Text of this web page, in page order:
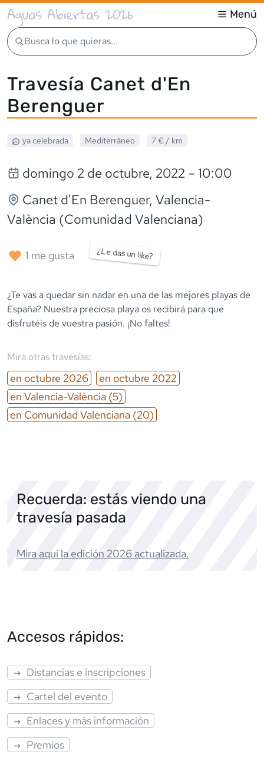
Aguas Abiertas 2026 Menú
Busca lo que quieras...
Travesía Canet d'En
Berenguer
ya celebrada Mediterráneo 7 € / km
domingo 2 de octubre, 2022 – 10:00
Canet d'En Berenguer, Valencia-
València (Comunidad Valenciana)
1 me gusta ¿Le das un like?
¿Te vas a quedar sin nadar en una de las mejores playas de
España? Nuestra preciosa playa os recibirá para que
disfrutéis de vuestra pasión. ¡No faltes!
Mira otras travesías:
en octubre 2026 en octubre 2022
en Valencia-València (5)
en Comunidad Valenciana (20)
Recuerda: estás viendo una
travesía pasada
Mira aquí la edición 2026 actualizada.
Accesos rápidos:
Distancias e inscripciones
Cartel del evento
Enlaces y más información
Premios